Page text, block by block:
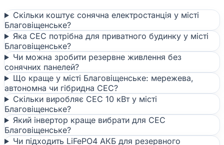
Скільки коштує сонячна електростанція у місті
Благовіщенське?
Яка СЕС потрібна для приватного будинку у місті
Благовіщенське?
Чи можна зробити резервне живлення без
сонячних панелей?
Що краще у місті Благовіщенське: мережева,
автономна чи гібридна СЕС?
Скільки виробляє СЕС 10 кВт у місті
Благовіщенське?
Який інвертор краще вибрати для СЕС
Благовіщенське?
Чи підходить LiFePO4 АКБ для резервного